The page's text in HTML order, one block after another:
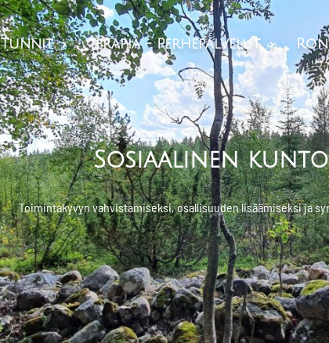
Skip to main
Tunnit  Terapia - Perhepalvelut 
Sosiaalinen
Toimintakyvyn vahvistamiseksi, osallisuuden lisäämiseksi ja